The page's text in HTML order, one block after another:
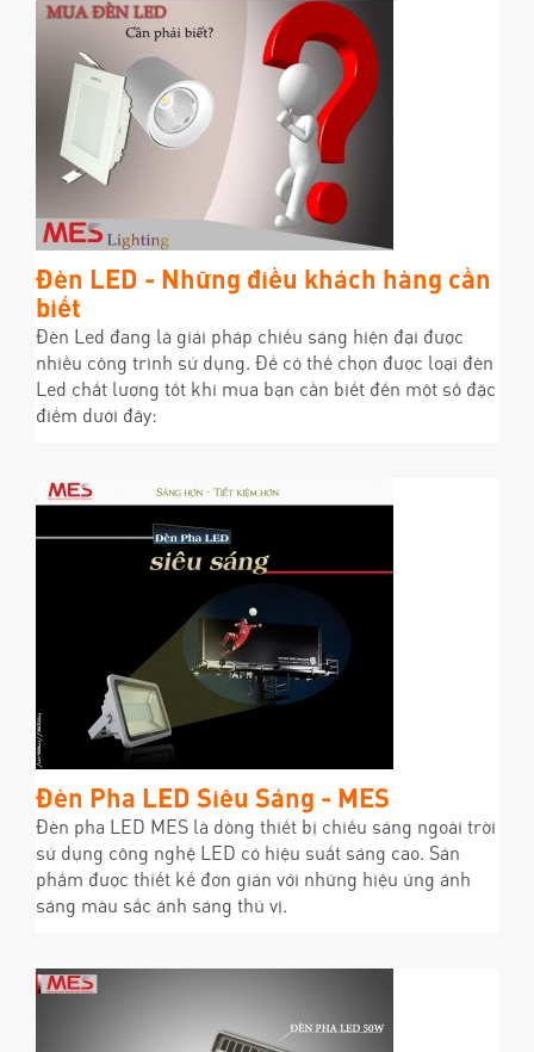
Đèn LED - Những điều khách hàng cần
biết
Đèn Led đang là giải pháp chiếu sáng hiện đại được
nhiều công trình sử dụng. Để có thể chọn được loại đèn
Led chất lượng tốt khi mua bạn cần biết đến một số đặc
điểm dưới đây:
Đèn Pha LED Siêu Sáng - MES
Đèn pha LED MES là dòng thiết bị chiếu sáng ngoài trời
sử dụng công nghệ LED có hiệu suất sáng cao. Sản
phẩm được thiết kế đơn giản với những hiệu ứng ánh
sáng màu sắc ánh sáng thú vị.